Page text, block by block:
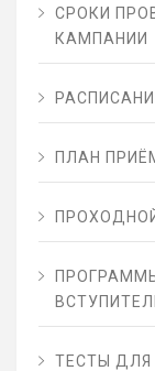
СРОКИ
КАМПАНИИ
ПЛАН
ТЕСТЫ ДЛЯ